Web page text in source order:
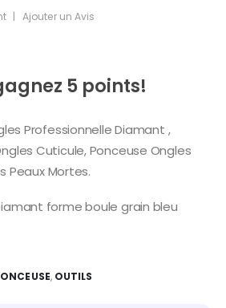
| Ajouter un Avis
5 points!
Professionnelle Diamant ,
Cuticule, Ponceuse Ongles
Peaux Mortes.
forme boule grain bleu
, OUTILS